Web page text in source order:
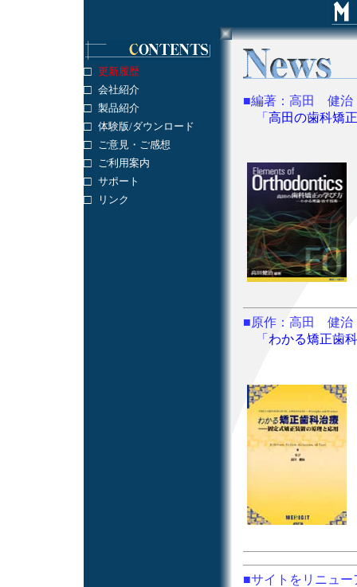
□ 更新履歴
□ 会社紹介
□ 製品紹介
□ 体験版/ダウンロード
□ ご意見・ご感想
□ ご利用案内
□ サポート
□ リンク
■編著：高田 健治
「 高田の歯科矯
■原作：高田 健治
「 わかる矯正歯
■サイトをリニュ